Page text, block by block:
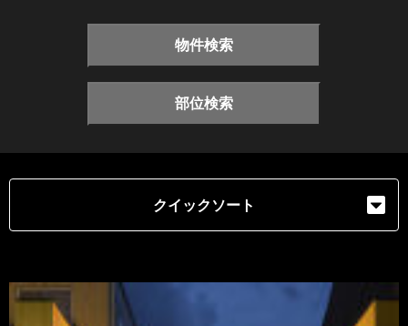
物件検索
部位検索
クイックソート